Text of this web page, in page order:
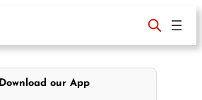
Download our App